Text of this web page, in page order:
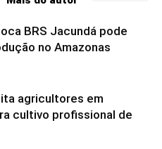
BRS Jacundá pode
no Amazonas
agricultores em
cultivo profissional de